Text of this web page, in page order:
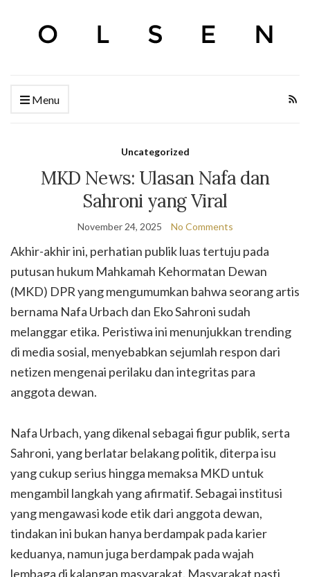
Menu
Uncategorized
MKD News: Ulasan Nafa dan
Sahroni yang Viral
November 24, 2025 No Comments
Akhir-akhir ini, perhatian publik luas tertuju pada
putusan hukum Mahkamah Kehormatan Dewan
(MKD) DPR yang mengumumkan bahwa seorang artis
bernama Nafa Urbach dan Eko Sahroni sudah
melanggar etika. Peristiwa ini menunjukkan trending
di media sosial, menyebabkan sejumlah respon dari
netizen mengenai perilaku dan integritas para
anggota dewan.
Nafa Urbach, yang dikenal sebagai figur publik, serta
Sahroni, yang berlatar belakang politik, diterpa isu
yang cukup serius hingga memaksa MKD untuk
mengambil langkah yang afirmatif. Sebagai institusi
yang mengawasi kode etik dari anggota dewan,
tindakan ini bukan hanya berdampak pada karier
keduanya, namun juga berdampak pada wajah
lembaga di kalangan masyarakat. Masyarakat pasti